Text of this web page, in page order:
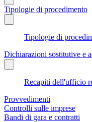
Tipologie di procedimento
Tipologie di
Dichiarazioni sostitutive e
Recapiti dell'ufficio
Provvedimenti
Controlli sulle imprese
Bandi di gara e contratti